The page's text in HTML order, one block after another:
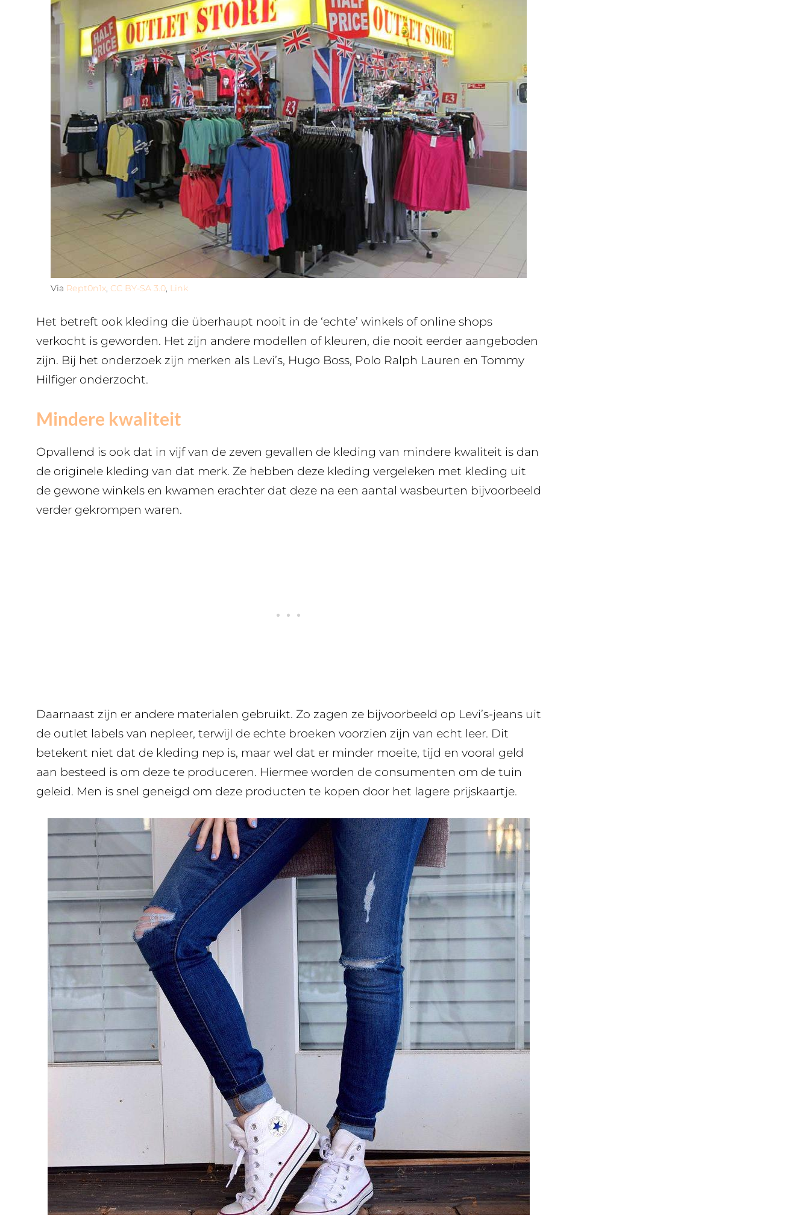
Via Rept0n1x CC BY-SA 3.0 Link
Het betreft ook kleding die überhaupt nooit in de ‘echte’ winkels of online shops
verkocht is geworden. Het zijn andere modellen of kleuren, die nooit eerder aangeboden
zijn. Bij het onderzoek zijn merken als Levi’s, Hugo Boss, Polo Ralph Lauren en Tommy
Hilfiger onderzocht.
Mindere kwaliteit
Opvallend is ook dat in vijf van de zeven gevallen de kleding van mindere kwaliteit is dan
de originele kleding van dat merk. Ze hebben deze kleding vergeleken met kleding uit
de gewone winkels en kwamen erachter dat deze na een aantal wasbeurten bijvoorbeeld
verder gekrompen waren.
Daarnaast zijn er andere materialen gebruikt. Zo zagen ze bijvoorbeeld op Levi’s-jeans uit
de outlet labels van nepleer, terwijl de echte broeken voorzien zijn van echt leer. Dit
betekent niet dat de kleding nep is, maar wel dat er minder moeite, tijd en vooral geld
aan besteed is om deze te produceren. Hiermee worden de consumenten om de tuin
geleid. Men is snel geneigd om deze producten te kopen door het lagere prijskaartje.